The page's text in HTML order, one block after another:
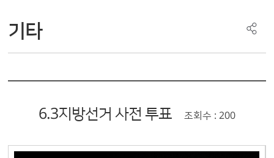
기타
6.3지방선거 사전 투표 조회수 : 200